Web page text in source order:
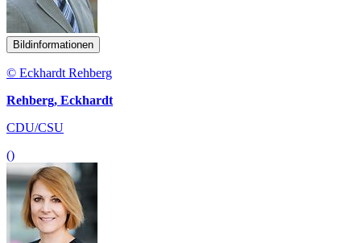
Bildinformationen
© Eckhardt Rehberg
Rehberg, Eckhardt
CDU/CSU
()